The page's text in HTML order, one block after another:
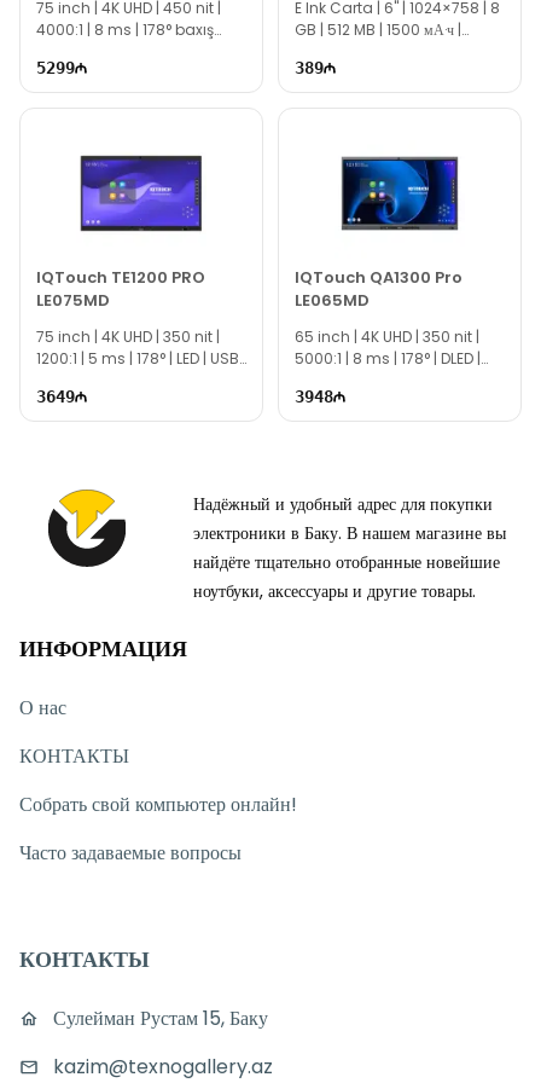
Мы всегда готовы ответить на все ваши вопросы,
связанные с моделью Draper Connect Wide 160x165
sm C1617-W-D, через онлайн-поддержку на нашем сайте.
Вне рабочего времени вы можете зарегистрировать обращение
WhatsApp.
Благодарим вас за проявленный интерес к нашей
компании!
75 inch | 4K UHD | 450 nit |
4000:1 | 8 ms | 178° baxış
Type-C | EC1069
5299
E Ink Carta | 6" | 1024×758 | 8
GB | 512 MB | 1500 мА·ч |
389
IQTouch TE1200 PRO
LE075MD
75 inch | 4K UHD | 350 nit |
1200:1 | 5 ms | 178° | LED | USB,
3649
IQTouch QA1300 Pro
LE065MD
65 inch | 4K UHD | 350 nit |
5000:1 | 8 ms | 178° | DLED |
EC1064
3948
Надёжный и удобный адрес для покупки
электроники в Баку. В нашем магазине вы
найдёте тщательно отобранные новейшие
ноутбуки, аксессуары и другие товары.
ИНФОРМАЦИЯ
О нас
КОНТАКТЫ
Собрать свой компьютер онлайн!
Часто задаваемые вопросы
КОНТАКТЫ
Сулейман Рустам 15, Баку
kazim@texnogallery.az